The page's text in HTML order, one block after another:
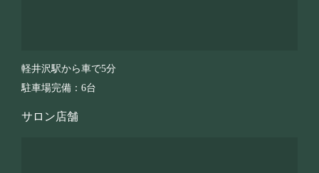
軽井沢駅から車で5分
駐車場完備：6台
サロン店舗